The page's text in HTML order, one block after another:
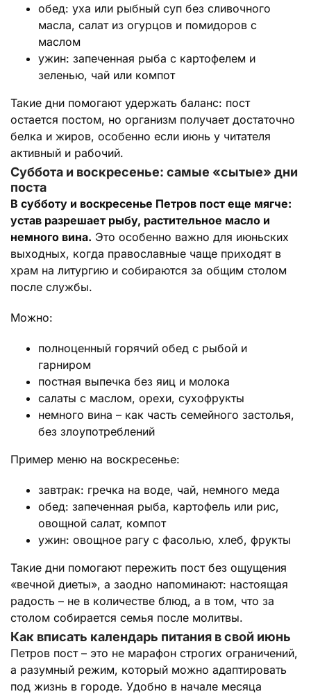
обед: уха или рыбный суп без сливочного
масла, салат из огурцов и помидоров с
маслом
ужин: запеченная рыба с картофелем и
зеленью, чай или компот
Такие дни помогают удержать баланс: пост
остается постом, но организм получает достаточно
белка и жиров, особенно если июнь у читателя
активный и рабочий.
Суббота и воскресенье: самые «сытые» дни
поста
В субботу и воскресенье Петров пост еще мягче:
устав разрешает рыбу, растительное масло и
немного вина. Это особенно важно для июньских
выходных, когда православные чаще приходят в
храм на литургию и собираются за общим столом
после службы.
Можно:
полноценный горячий обед с рыбой и
гарниром
постная выпечка без яиц и молока
салаты с маслом, орехи, сухофрукты
немного вина – как часть семейного застолья,
без злоупотреблений
Пример меню на воскресенье:
завтрак: гречка на воде, чай, немного меда
обед: запеченная рыба, картофель или рис,
овощной салат, компот
ужин: овощное рагу с фасолью, хлеб, фрукты
Такие дни помогают пережить пост без ощущения
«вечной диеты», а заодно напоминают: настоящая
радость – не в количестве блюд, а в том, что за
столом собирается семья после молитвы.
Как вписать календарь питания в свой июнь
Петров пост – это не марафон строгих ограничений,
а разумный режим, который можно адаптировать
под жизнь в городе. Удобно в начале месяца